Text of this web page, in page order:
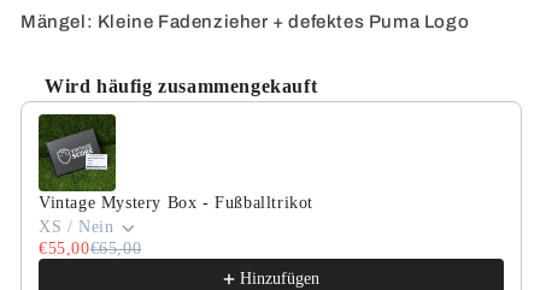
Mängel: Kleine Fadenzieher + defektes Puma Logo
Wird häufig zusammengekauft
Use the Previous and Next buttons to navigate through
Vintage Mystery Box - Fußballtrikot
XS / Nein
€55,00€65,00
Hinzufügen